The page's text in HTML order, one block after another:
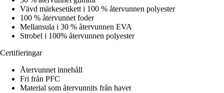
Vävd märkesetikett i 100 % återvunnen polyester
100 % återvunnet foder
Mellansula i 30 % återvunnen EVA
Strobel i 100% återvunnen polyester
Certifieringar
Återvunnet innehåll
Fri från PFC
Material som återvunnits från havet